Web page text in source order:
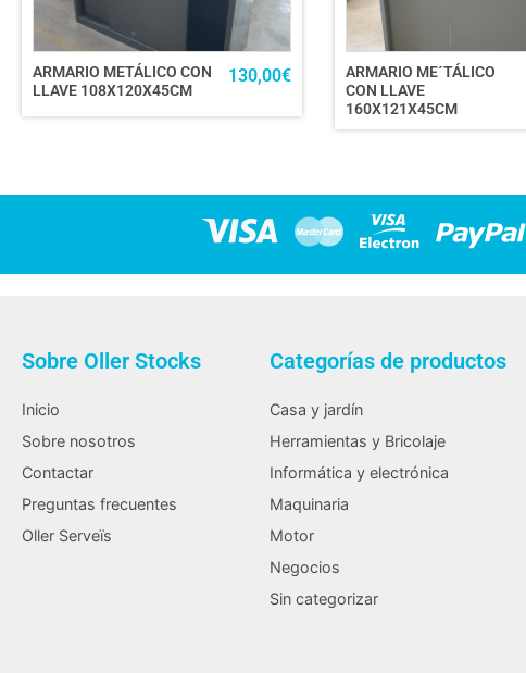
ARMARIO METÁLICO CON
LLAVE 108X120X45CM
130,00€
ARMARIO ME´TÁLICO
CON LLAVE
160X121X45CM
Sobre Oller Stocks
Inicio
Sobre nosotros
Contactar
Preguntas frecuentes
Oller Serveïs
Categorías de productos
Casa y jardín
Herramientas y Bricolaje
Informática y electrónica
Maquinaria
Motor
Negocios
Sin categorizar